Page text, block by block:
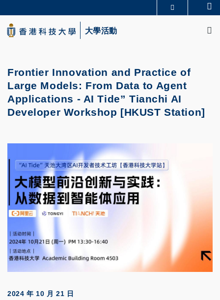
to
main
content
生活@科大
大學活動
Frontier Innovation and Practice of
Large Models: From Data to Agent
Applications - AI Tide” Tianchi AI
Developer Workshop [HKUST Station]
2024 年 10 月 21 日